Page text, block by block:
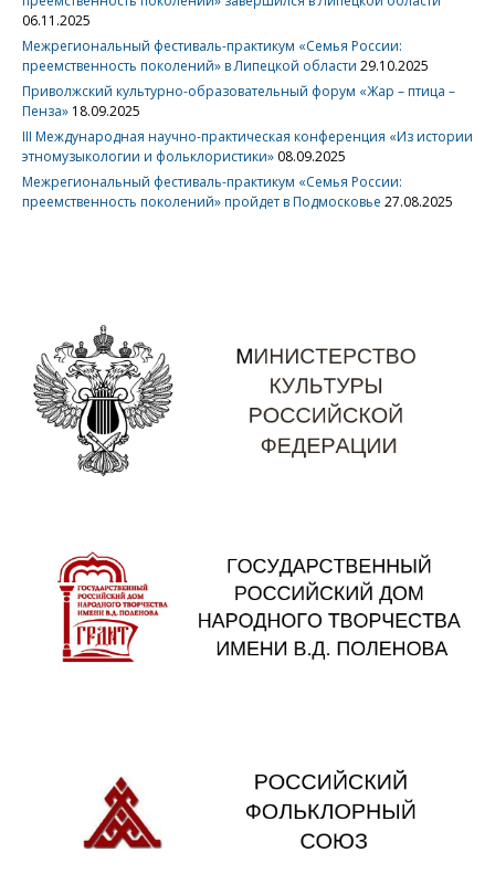
06.11.2025
Межрегиональный фестиваль-практикум «Семья России:
преемственность поколений» в Липецкой области 29.10.2025
Приволжский культурно-образовательный форум «Жар – птица –
Пенза» 18.09.2025
III Международная научно-практическая конференция «Из истории
этномузыкологии и фольклористики» 08.09.2025
Межрегиональный фестиваль-практикум «Семья России:
преемственность поколений» пройдет в Подмосковье 27.08.2025